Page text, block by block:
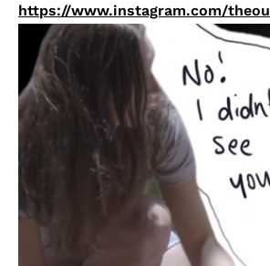
https://www.instagram.com/